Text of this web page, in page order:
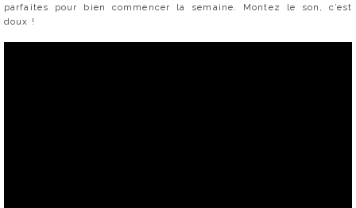
parfaites pour bien commencer la semaine. Montez le son, c’est
doux !